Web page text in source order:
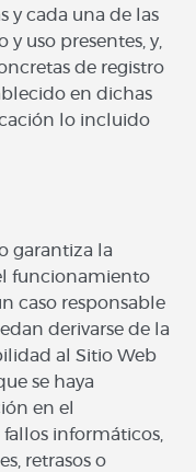
y cada una de las
y uso presentes, y,
de registro
en dichas
lo incluido
garantiza la
funcionamiento
caso responsable
derivarse de la
al Sitio Web
se haya
en el
informáticos,
retrasos o